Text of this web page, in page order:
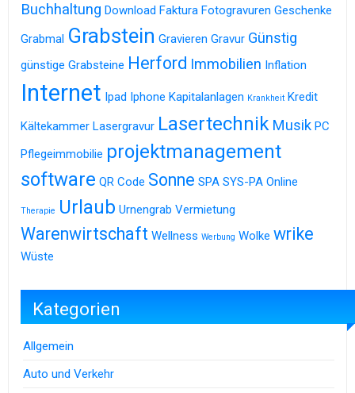
Buchhaltung Download Faktura Fotogravuren Geschenke
Grabmal Grabstein Gravieren Gravur Günstig
günstige Grabsteine Herford Immobilien Inflation
Internet Ipad Iphone Kapitalanlagen Krankheit Kredit
Kältekammer Lasergravur Lasertechnik Musik PC
Pflegeimmobilie projektmanagement
software QR Code Sonne SPA SYS-PA Online
Therapie Urlaub Urnengrab Vermietung
Warenwirtschaft Wellness Werbung Wolke wrike
Wüste
Kategorien
Allgemein
Auto und Verkehr